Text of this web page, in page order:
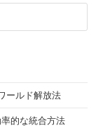
ールド解放法
的な統合方法